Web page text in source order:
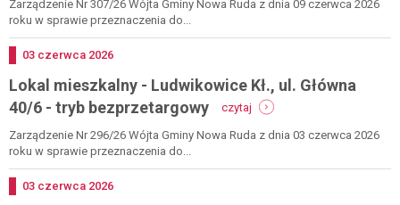
jana
-
Zarządzenie Nr 307/26 Wójta Gminy Nowa Ruda z dnia 09 czerwca 2026
roku w sprawie przeznaczenia do...
Dodano
03 czerwca 2026
Lokal mieszkalny - Ludwikowice Kł., ul. Główna
40/6 - tryb bezprzetargowy
czytaj
lokal
mieszkalny
Zarządzenie Nr 296/26 Wójta Gminy Nowa Ruda z dnia 03 czerwca 2026
roku w sprawie przeznaczenia do...
Dodano
03 czerwca 2026